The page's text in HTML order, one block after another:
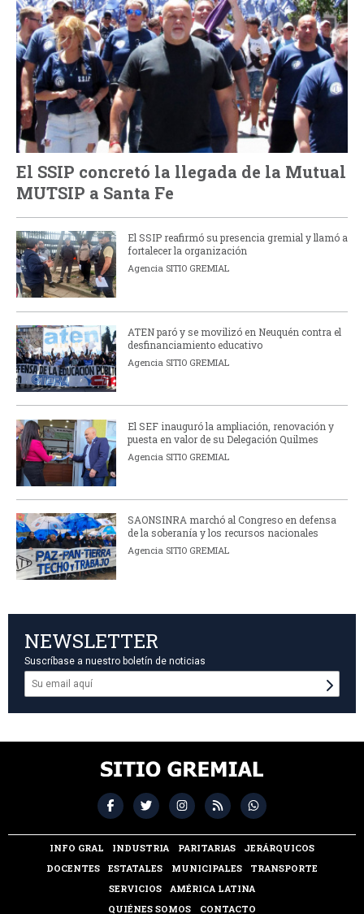
El SSIP concretó la llegada de la Mutual
MUTSIP a Santa Fe
El SSIP reafirmó su presencia gremial y llamó a
fortalecer la organización
Agencia SITIO GREMIAL
ATEN paró y se movilizó en Neuquén contra el
desfinanciamiento educativo
Agencia SITIO GREMIAL
El SEF inauguró la ampliación, renovación y
puesta en valor de su Delegación Quilmes
Agencia SITIO GREMIAL
SAONSINRA marchó al Congreso en defensa
de la soberanía y los recursos nacionales
Agencia SITIO GREMIAL
NEWSLETTER
Suscríbase a nuestro boletín de noticias
INFO GRAL INDUSTRIA PARITARIAS
JERÁRQUICOS
DOCENTES
ESTATALES MUNICIPALES
TRANSPORTE
SERVICIOS
AMÉRICA LATINA
QUIÉNES SOMOS
CONTACTO